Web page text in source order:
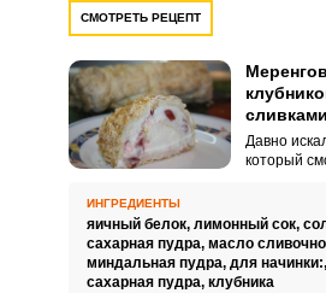
СМОТРЕТЬ РЕЦЕПТ
сливками
Давно
который
рулет с
справиться
Воздушная,
ИНГРЕДИЕНТЫ
яичный белок, лимонный сок,
сахарная пудра, масло
миндальная пудра, для начинки:,
сахарная пудра, клубника